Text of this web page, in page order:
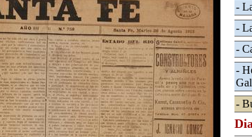
-
-
-
-
-